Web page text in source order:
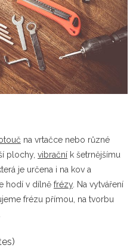
na vrtačce nebo různé
plochy, vibračník šetrnějšímu
je určena i na kov a
hodí v dílně frézy. Na vytváření
frézu přímou, na tvorbu